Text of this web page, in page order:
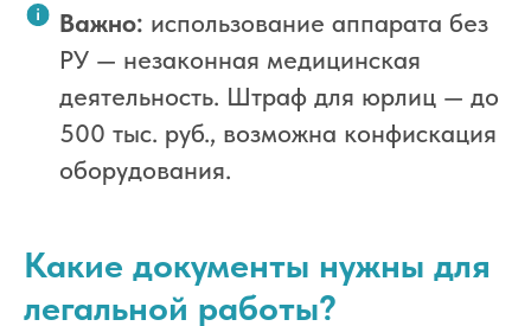
Важно: использование аппарата без
РУ — незаконная медицинская
деятельность. Штраф для юрлиц — до
500 тыс. руб., возможна конфискация
оборудования.
Какие документы нужны для
легальной работы?